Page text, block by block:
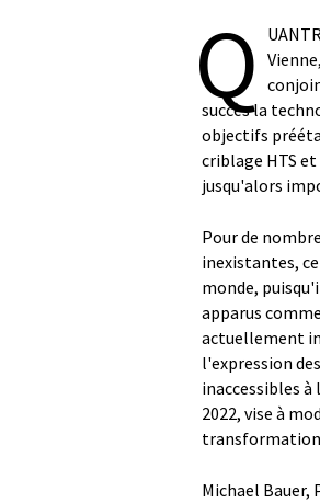
Q
succès la
objectifs
criblage HTS
jusqu'alors
Pour de
inexistantes,
monde,
apparus
actuellement
l'expression
inaccessibles
2022, vise à
Michael Bauer,